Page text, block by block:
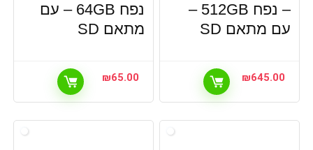
– נפח 512GB –
עם מתאם SD
₪645.00
נפח 64GB – עם
מתאם SD
₪65.00